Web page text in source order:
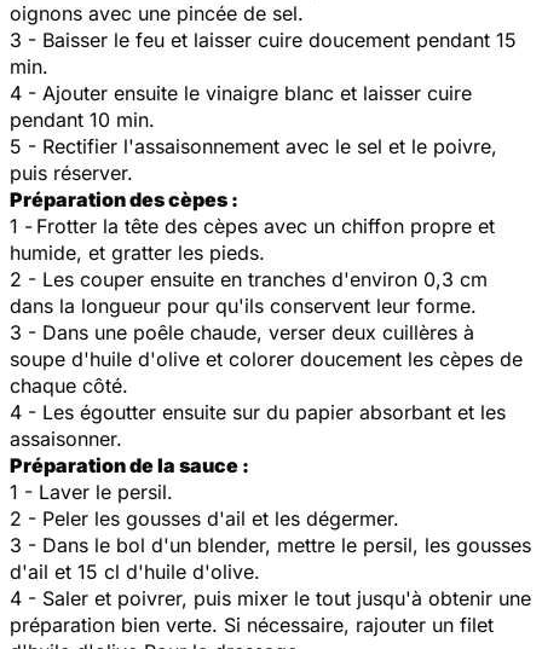
oignons avec une pincée de sel.
3 - Baisser le feu et laisser cuire doucement pendant 15
min.
4 - Ajouter ensuite le vinaigre blanc et laisser cuire
pendant 10 min.
5 - Rectifier l'assaisonnement avec le sel et le poivre,
puis réserver.
Préparation des cèpes :
1 - Frotter la tête des cèpes avec un chiffon propre et
humide, et gratter les pieds.
2 - Les couper ensuite en tranches d'environ 0,3 cm
dans la longueur pour qu'ils conservent leur forme.
3 - Dans une poêle chaude, verser deux cuillères à
soupe d'huile d'olive et colorer doucement les cèpes de
chaque côté.
4 - Les égoutter ensuite sur du papier absorbant et les
assaisonner.
Préparation de la sauce :
1 - Laver le persil.
2 - Peler les gousses d'ail et les dégermer.
3 - Dans le bol d'un blender, mettre le persil, les gousses
d'ail et 15 cl d'huile d'olive.
4 - Saler et poivrer, puis mixer le tout jusqu'à obtenir une
préparation bien verte. Si nécessaire, rajouter un filet